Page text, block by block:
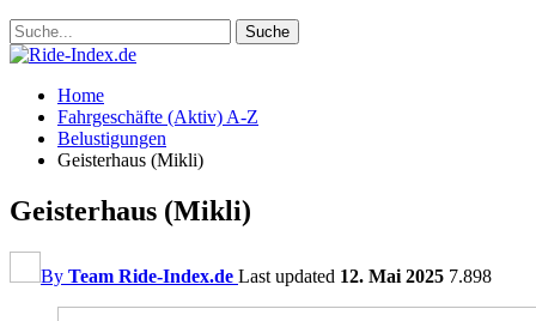
Home
Fahrgeschäfte (Aktiv) A-Z
Belustigungen
Geisterhaus (Mikli)
Geisterhaus (Mikli)
By Team Ride-Index.de Last updated 12. Mai 2025 7.898